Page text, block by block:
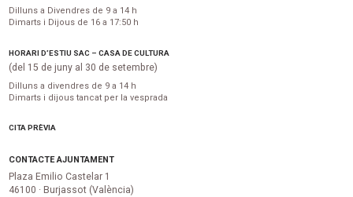
Dilluns a Divendres de 9 a 14 h
Dimarts i Dijous de 16 a 17:50 h
HORARI D’ESTIU SAC – CASA DE CULTURA
(del 15 de juny al 30 de setembre)
Dilluns a divendres de 9 a 14 h
Dimarts i dijous tancat per la vesprada
CITA PRÈVIA
CONTACTE AJUNTAMENT
Plaza Emilio Castelar 1
46100 · Burjassot (València)